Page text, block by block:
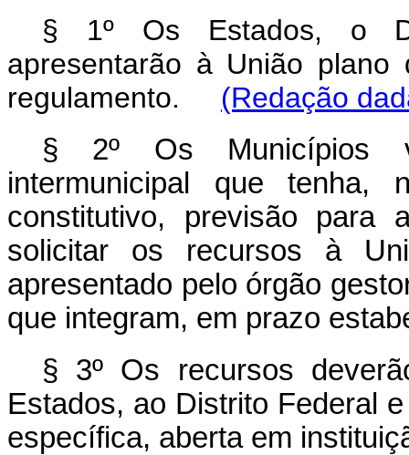
§ 1º Os Estados, o
apresentarão à União
regulamento. (Redação
§ 2º Os Municípios
intermunicipal que tenha,
constitutivo, previsão para
solicitar os recursos à
apresentado pelo órgão
que integram, em prazo
§ 3º Os recursos
Estados, ao Distrito Federal
específica, aberta em